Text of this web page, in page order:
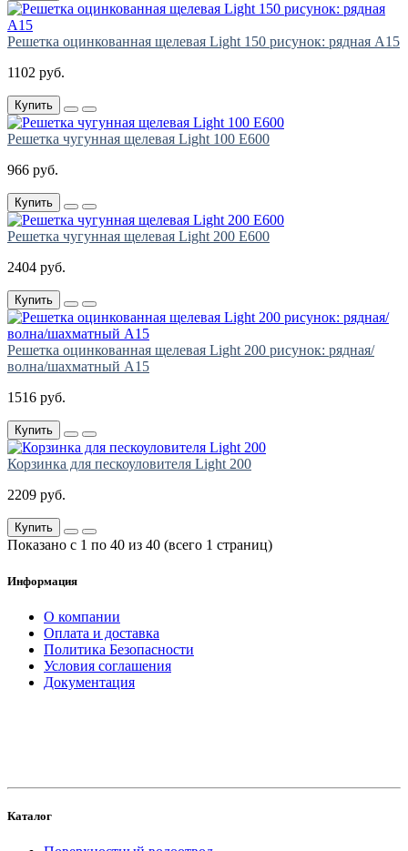
Решетка оцинкованная щелевая Light 150 рисунок: рядная А15
1102 руб.
Купить
Решетка чугунная щелевая Light 100 E600
966 руб.
Купить
Решетка чугунная щелевая Light 200 E600
2404 руб.
Купить
Решетка оцинкованная щелевая Light 200 рисунок: рядная/
волна/шахматный А15
1516 руб.
Купить
Корзинка для пескоуловителя Light 200
2209 руб.
Купить
Показано с 1 по 40 из 40 (всего 1 страниц)
Информация
О компании
Оплата и доставка
Политика Безопасности
Условия соглашения
Документация
Каталог